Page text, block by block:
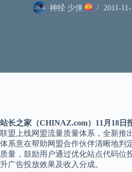
神经 少侠 2011-
站长之家（CHINAZ.com）11月18日
联盟上线网盟流量质量体系，全新推
体系意在帮助网盟合作伙伴清晰地判
质量，鼓励用户通过优化站点代码位
升广告投放效果及收入分成。